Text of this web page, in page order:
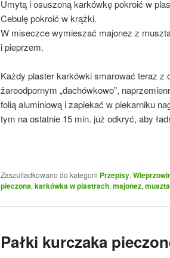
Umytą i osuszoną karkówkę pokroić w
Cebulę pokroić w krążki.
W miseczce wymieszać majonez z
i pieprzem.
Każdy plaster karkówki smarować teraz z
żaroodpornym „dachówkowo”,
folią aluminiową i zapiekać w piekarniku
tym na ostatnie 15 min. już odkryć, aby
Zaszufladkowano do kategorii Przepisy,
pieczona, karkówka w plastrach, majonez,
Pałki kurczaka